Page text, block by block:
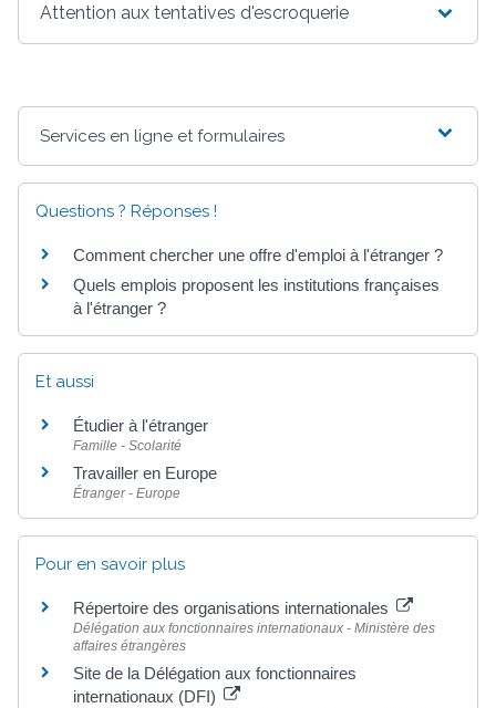
Attention aux tentatives d'escroquerie
Services en ligne et formulaires
Questions ? Réponses !
Comment chercher une offre d'emploi à l'étranger ?
Quels emplois proposent les institutions françaises
à l'étranger ?
Et aussi
Étudier à l'étranger
Famille - Scolarité
Travailler en Europe
Étranger - Europe
Pour en savoir plus
Répertoire des organisations internationales
Délégation aux fonctionnaires internationaux - Ministère des
affaires étrangères
Site de la Délégation aux fonctionnaires
internationaux (DFI)